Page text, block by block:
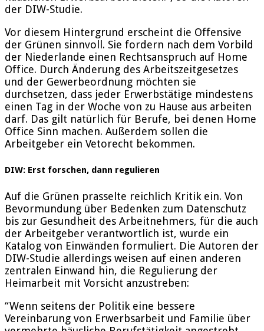
der DIW-Studie.
Vor diesem Hintergrund erscheint die Offensive
der Grünen sinnvoll. Sie fordern nach dem Vorbild
der Niederlande einen Rechtsanspruch auf Home
Office. Durch Änderung des Arbeitszeitgesetzes
und der Gewerbeordnung möchten sie
durchsetzen, dass jeder Erwerbstätige mindestens
einen Tag in der Woche von zu Hause aus arbeiten
darf. Das gilt natürlich für Berufe, bei denen Home
Office Sinn machen. Außerdem sollen die
Arbeitgeber ein Vetorecht bekommen.
DIW: Erst forschen, dann regulieren
Auf die Grünen prasselte reichlich Kritik ein. Von
Bevormundung über Bedenken zum Datenschutz
bis zur Gesundheit des Arbeitnehmers, für die auch
der Arbeitgeber verantwortlich ist, wurde ein
Katalog von Einwänden formuliert. Die Autoren der
DIW-Studie allerdings weisen auf einen anderen
zentralen Einwand hin, die Regulierung der
Heimarbeit mit Vorsicht anzustreben:
“Wenn seitens der Politik eine bessere
Vereinbarung von Erwerbsarbeit und Familie über